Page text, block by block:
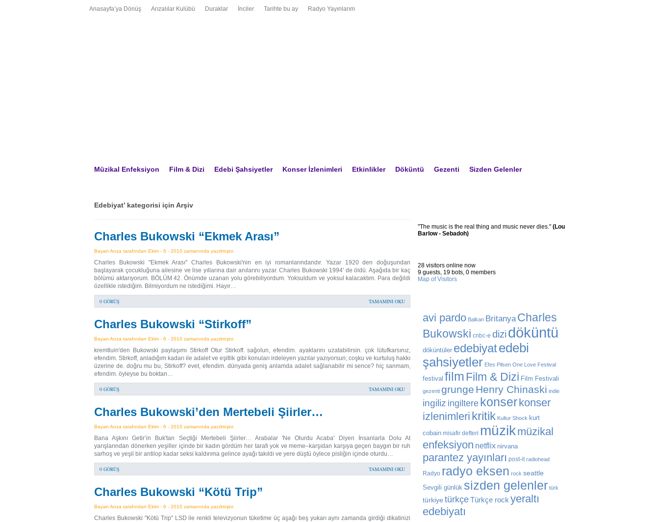
Anasayfa’ya Dönüş Arızalılar Kulübü Duraklar İnciler Tarihte bu ay Radyo Yayınlarım
Müzikal Enfeksiyon Film & Dizi Edebi Şahsiyetler Konser İzlenimleri Etkinlikler Döküntü Gezenti Sizden Gelenler
Edebiyat’ kategorisi için Arşiv
Charles Bukowski “Ekmek Arası”
Bayan Arıza tarafından Ekim - 6 - 2010 zamanında yazılmıştır.
Charles Bukowski "Ekmek Arası" Charles Bukowski'nin en iyi romanlarındandır. Yazar 1920 den doğuşundan
başlayarak çocukluğuna ailesine ve lise yıllarına dair anılarını yazar. Charles Bukowski 1994' de öldü. Aşağıda bir kaç
bölümü aktarıyorum. BÖLÜM 42. Önümde uzanan yolu görebiliyordum. Yoksuldum ve yoksul kalacaktım. Para değildi
özellikle istediğim. Bilmiyordum ne istediğimi. Hayır…
0 GÖRÜŞ TAMAMINI OKU
Charles Bukowski “Stirkoff”
Bayan Arıza tarafından Ekim - 6 - 2010 zamanında yazılmıştır.
kremtluin'den Bukowski paylaşımı Stirkoff Otur Stirkoff. sağolun, efendim. ayaklarını uzatabilirsin. çok lütufkarsınız,
efendim. Stirkoff, anladığım kadarı ile adalet ve eşitlik gibi konuları irdeleyen yazılar yazıyorsun; coşku ve kurtuluş hakkı
üzerine de. doğru mu bu, Stirkoff? evet, efendim. dünyada geniş anlamda adalet sağlanabilir mi sence? hiç sanmam,
efendim. öyleyse bu boktan…
0 GÖRÜŞ TAMAMINI OKU
Charles Bukowski’den Mertebeli Şiirler…
Bayan Arıza tarafından Ekim - 6 - 2010 zamanında yazılmıştır.
Bana Aşkını Getir’in Buk'tan Seçtiği Mertebeli Şiirler… Arabalar 'Ne Olurdu Acaba' Diyen İnsanlarla Dolu At
yarışlarından dönerken yeşiller içinde bir kadın gördüm her tarafı yok ve meme–karşıdan karşıya geçen baygın bir ruh
sarhoş ve yeşil bir antilop kadar seksi kaldırıma gelince ayağı takıldı ve yere düştü öylece pisliğin içinde oturdu…
0 GÖRÜŞ TAMAMINI OKU
Charles Bukowski “Kötü Trip”
Bayan Arıza tarafından Ekim - 6 - 2010 zamanında yazılmıştır.
Charles Bukowski "Kötü Trip" LSD ile renkli televizyonun tüketime üç aşağı beş yukarı aynı zamanda girdiği dikatinizi
"The music is the real thing and music never dies." (Lou
Barlow - Sebadoh)
28 visitors online now
9 guests, 19 bots, 0 members
Map of Visitors
avi pardo Balkan Britanya Charles
Bukowski cnbc-e dizi döküntü
döküntüler edebiyatedebi
şahsiyetler Efes Pilsen One Love Festival
festival film Film & Dizi Film Festivali
gezenti grunge Henry Chinaski indie
ingiliz ingiltere konserkonser
izlenimleri kritik Kultur Shock kurt
cobain misafir defteri müzikmüzikal
enfeksiyon netflix nirvana
parantez yayınları post-it radiohead
Radyo radyo eksen rock seattle
Sevgili günlük sizden gelenler türk
türkiye türkçeTürkçe rock yeraltı
edebiyatı